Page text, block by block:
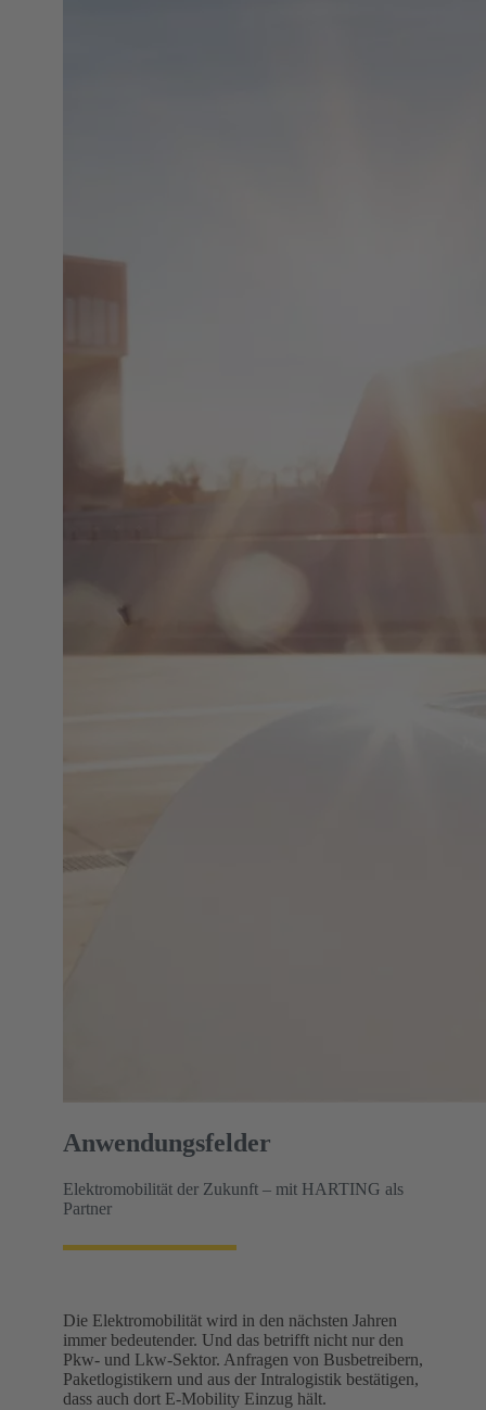
Anwendungsfelder
Elektromobilität der Zukunft – mit HARTING als
Partner
Die Elektromobilität wird in den nächsten Jahren
immer bedeutender. Und das betrifft nicht nur den
Pkw- und Lkw-Sektor. Anfragen von Busbetreibern,
Paketlogistikern und aus der Intralogistik bestätigen,
dass auch dort E-Mobility Einzug hält.